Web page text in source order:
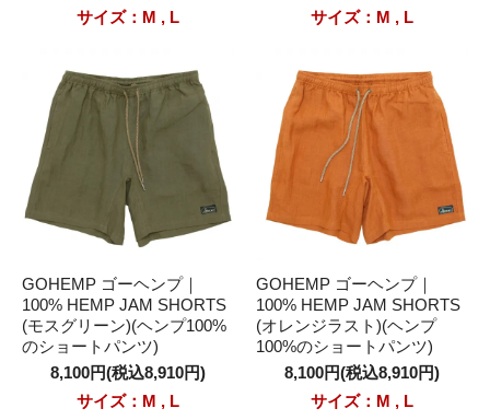
サイズ：M , L
サイズ：M , L
GOHEMP ゴーヘンプ｜
100% HEMP JAM SHORTS
(モスグリーン)(ヘンプ100%
のショートパンツ)
8,100円(税込8,910円)
サイズ：M , L
GOHEMP ゴーヘンプ｜
100% HEMP JAM SHORTS
(オレンジラスト)(ヘンプ
100%のショートパンツ)
8,100円(税込8,910円)
サイズ：M , L